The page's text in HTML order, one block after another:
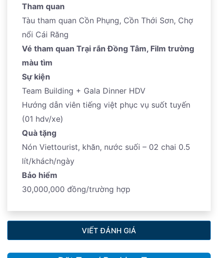
Tham quan
Tàu tham quan Cồn Phụng, Cồn Thới Sơn, Chợ
nổi Cái Răng
Vé tham quan Trại rắn Đồng Tâm, Film trường
màu tìm
Sự kiện
Team Building + Gala Dinner HDV
Hướng dẫn viên tiếng việt phục vụ suốt tuyến
(01 hdv/xe)
Quà tặng
Nón Viettourist, khăn, nước suối – 02 chai 0.5
lít/khách/ngày
Bảo hiểm
30,000,000 đồng/trường hợp
VIẾT ĐÁNH GIÁ